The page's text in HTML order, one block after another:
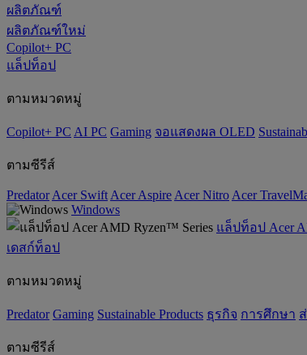
ผลิตภัณฑ์
ผลิตภัณฑ์ใหม่
Copilot+ PC
แล็ปท็อป
ตามหมวดหมู่
Copilot+ PC AI PC Gaming จอแสดงผล OLED
ตามซีรีส์
Predator Acer Swift Acer Aspire Acer Nitro Acer
Windows
แล็ปท็อป Acer
เดสก์ท็อป
ตามหมวดหมู่
Predator Gaming ‌Sustainable Products ธุรกิจ การศึกษา
ตามซีรีส์